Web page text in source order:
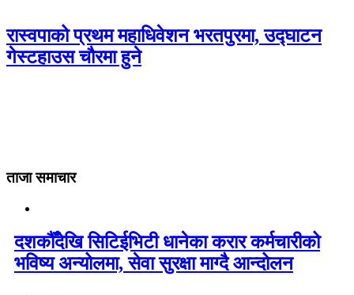
रास्वपाको प्रथम महाधिवेशन भरतपुरमा, उद्घाटन
गेस्टहाउस चौरमा हुने
ताजा समाचार
दशकौँदेखि सिटिईभिटी धानेका करार कर्मचारीको
भविष्य अन्योलमा, सेवा सुरक्षा माग्दै आन्दोलन